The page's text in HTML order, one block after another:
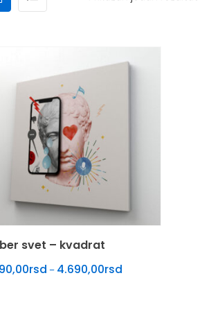
svet – kvadrat
rsd – 4.690,00rsdRaspon cena: od